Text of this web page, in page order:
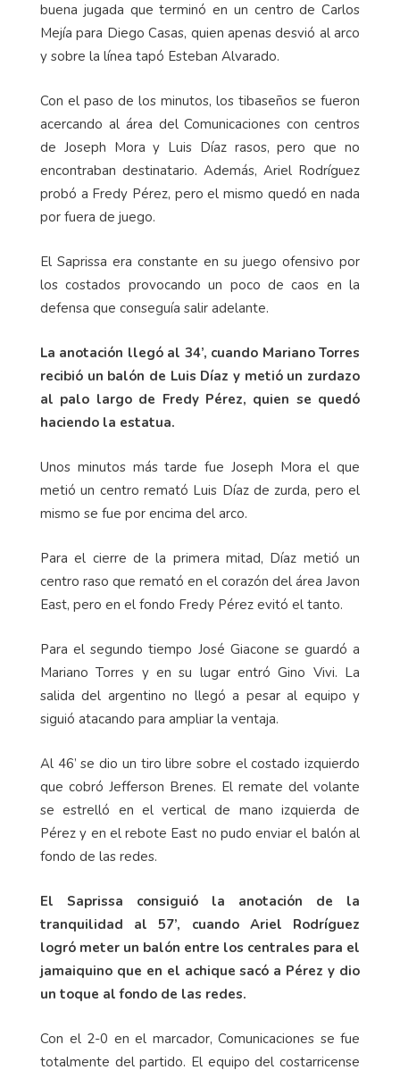
buena jugada que terminó en un centro de Carlos
Mejía para Diego Casas, quien apenas desvió al arco
y sobre la línea tapó Esteban Alvarado.
Con el paso de los minutos, los tibaseños se fueron
acercando al área del Comunicaciones con centros
de Joseph Mora y Luis Díaz rasos, pero que no
encontraban destinatario. Además, Ariel Rodríguez
probó a Fredy Pérez, pero el mismo quedó en nada
por fuera de juego.
El Saprissa era constante en su juego ofensivo por
los costados provocando un poco de caos en la
defensa que conseguía salir adelante.
La anotación llegó al 34’, cuando Mariano Torres
recibió un balón de Luis Díaz y metió un zurdazo
al palo largo de Fredy Pérez, quien se quedó
haciendo la estatua.
Unos minutos más tarde fue Joseph Mora el que
metió un centro remató Luis Díaz de zurda, pero el
mismo se fue por encima del arco.
Para el cierre de la primera mitad, Díaz metió un
centro raso que remató en el corazón del área Javon
East, pero en el fondo Fredy Pérez evitó el tanto.
Para el segundo tiempo José Giacone se guardó a
Mariano Torres y en su lugar entró Gino Vivi. La
salida del argentino no llegó a pesar al equipo y
siguió atacando para ampliar la ventaja.
Al 46’ se dio un tiro libre sobre el costado izquierdo
que cobró Jefferson Brenes. El remate del volante
se estrelló en el vertical de mano izquierda de
Pérez y en el rebote East no pudo enviar el balón al
fondo de las redes.
El Saprissa consiguió la anotación de la
tranquilidad al 57’, cuando Ariel Rodríguez
logró meter un balón entre los centrales para el
jamaiquino que en el achique sacó a Pérez y dio
un toque al fondo de las redes.
Con el 2-0 en el marcador, Comunicaciones se fue
totalmente del partido. El equipo del costarricense